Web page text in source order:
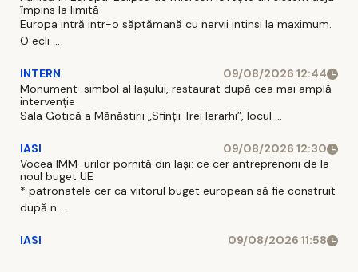
împins la limită
Europa intră intr-o săptămană cu nervii intinsi la maximum.
O ecli ...
INTERN
09/08/2026 12:44
Monument-simbol al Iaşului, restaurat după cea mai amplă
intervenţie
Sala Gotică a Mănăstirii „Sfinţii Trei Ierarhi”, locul ...
IASI
09/08/2026 12:30
Vocea IMM-urilor pornită din Iași: ce cer antreprenorii de la
noul buget UE
* patronatele cer ca viitorul buget european să fie construit
după n ...
IASI 09/08/2026 11:58